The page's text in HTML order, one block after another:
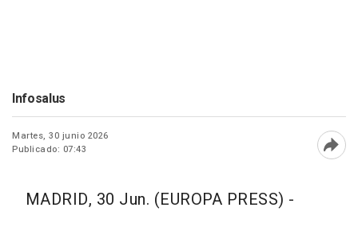
Infosalus
Martes, 30 junio 2026
Publicado: 07:43
MADRID, 30 Jun. (EUROPA PRESS) -